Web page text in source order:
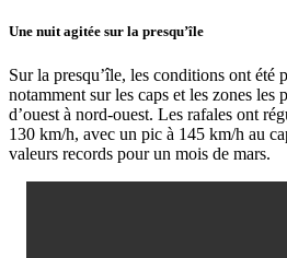
Une nuit agitée sur la presqu’île
Sur la presqu’île, les conditions ont été
notamment sur les caps et les zones les
d’ouest à nord-ouest. Les rafales ont
130 km/h, avec un pic à 145 km/h au
valeurs records pour un mois de mars.